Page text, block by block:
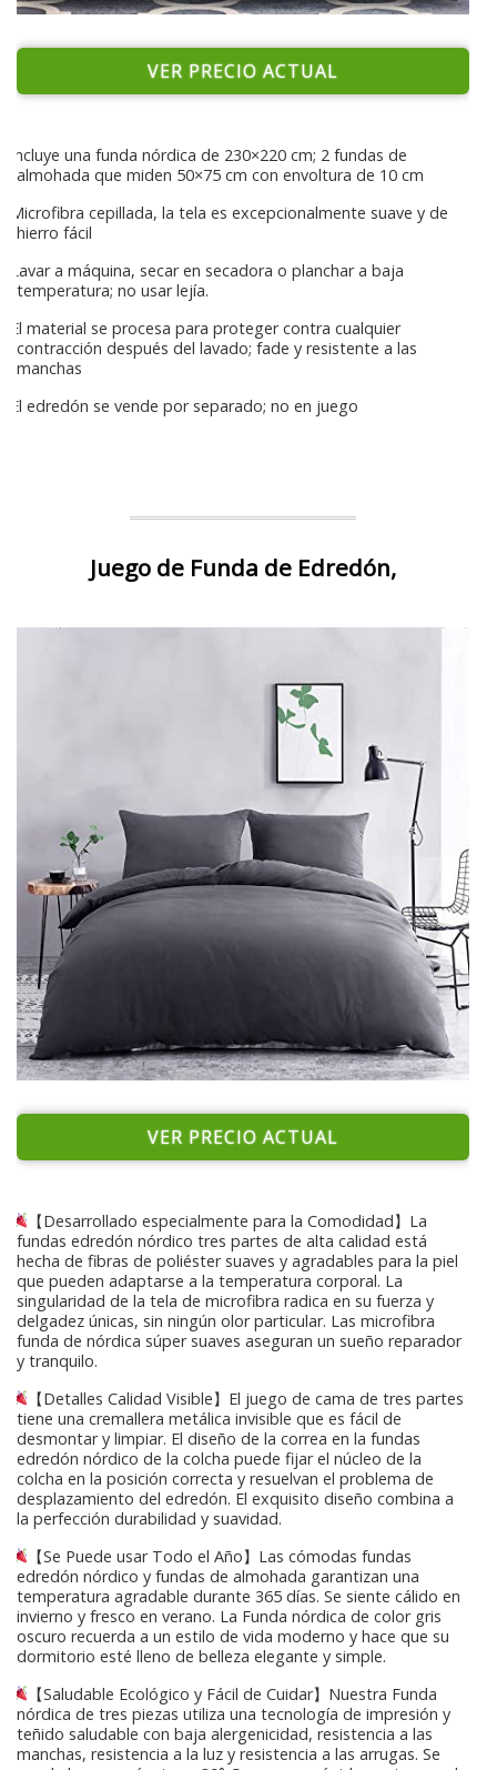
VER PRECIO ACTUAL
Incluye una funda nórdica de 230×220 cm; 2 fundas de
almohada que miden 50×75 cm con envoltura de 10 cm
Microfibra cepillada, la tela es excepcionalmente suave y de
hierro fácil
Lavar a máquina, secar en secadora o planchar a baja
temperatura; no usar lejía.
El material se procesa para proteger contra cualquier
contracción después del lavado; fade y resistente a las
manchas
El edredón se vende por separado; no en juego
Juego de Funda de Edredón,
VER PRECIO ACTUAL
【Desarrollado especialmente para la Comodidad】La
fundas edredón nórdico tres partes de alta calidad está
hecha de fibras de poliéster suaves y agradables para la piel
que pueden adaptarse a la temperatura corporal. La
singularidad de la tela de microfibra radica en su fuerza y
delgadez únicas, sin ningún olor particular. Las microfibra
funda de nórdica súper suaves aseguran un sueño reparador
y tranquilo.
【Detalles Calidad Visible】El juego de cama de tres partes
tiene una cremallera metálica invisible que es fácil de
desmontar y limpiar. El diseño de la correa en la fundas
edredón nórdico de la colcha puede fijar el núcleo de la
colcha en la posición correcta y resuelvan el problema de
desplazamiento del edredón. El exquisito diseño combina a
la perfección durabilidad y suavidad.
【Se Puede usar Todo el Año】Las cómodas fundas
edredón nórdico y fundas de almohada garantizan una
temperatura agradable durante 365 días. Se siente cálido en
invierno y fresco en verano. La Funda nórdica de color gris
oscuro recuerda a un estilo de vida moderno y hace que su
dormitorio esté lleno de belleza elegante y simple.
【Saludable Ecológico y Fácil de Cuidar】Nuestra Funda
nórdica de tres piezas utiliza una tecnología de impresión y
teñido saludable con baja alergenicidad, resistencia a las
manchas, resistencia a la luz y resistencia a las arrugas. Se